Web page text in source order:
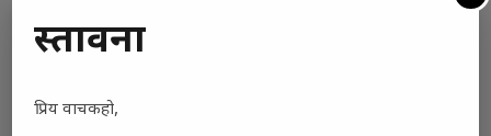
प्रस्तावना
प्रिय वाचकहो,